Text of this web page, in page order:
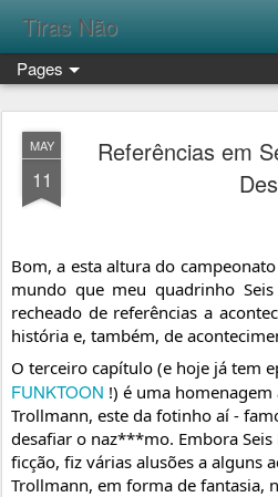
Tiras Não
Pages
MAY
11
Referências em
Bom, a esta altura do
mundo que meu quadrinho
recheado de referências a
história e, também, de
FUNKTOON !) é uma homenagem
Trollmann, este da fotinho aí -
desafiar o naz***mo. Embora
ficção, fiz várias alusões a alguns
Trollmann, em forma de fantasia,